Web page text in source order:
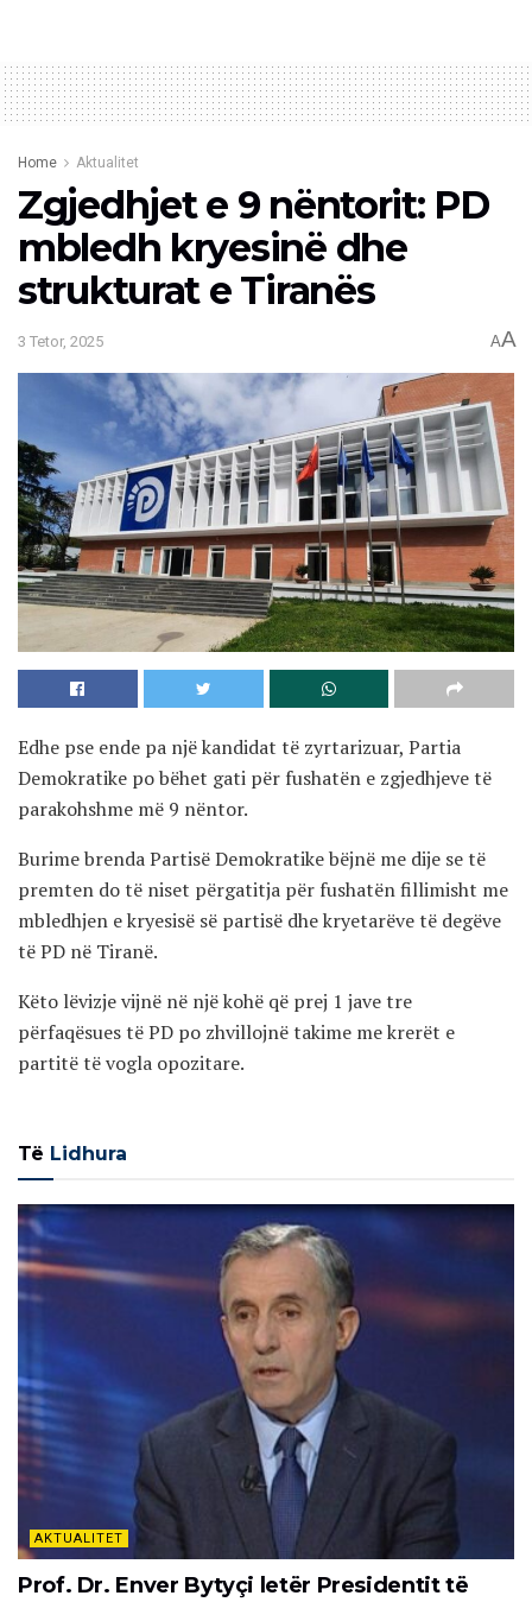
Home Aktualitet
Zgjedhjet e 9 nëntorit: PD
mbledh kryesinë dhe
strukturat e Tiranës
3 Tetor, 2025 AA
Edhe pse ende pa një kandidat të zyrtarizuar, Partia
Demokratike po bëhet gati për fushatën e zgjedhjeve të
parakohshme më 9 nëntor.
Burime brenda Partisë Demokratike bëjnë me dije se të
premten do të niset përgatitja për fushatën fillimisht me
mbledhjen e kryesisë së partisë dhe kryetarëve të degëve
të PD në Tiranë.
Këto lëvizje vijnë në një kohë që prej 1 jave tre
përfaqësues të PD po zhvillojnë takime me krerët e
partitë të vogla opozitare.
Të Lidhura
AKTUALITET
Prof. Dr. Enver Bytyçi letër Presidentit të